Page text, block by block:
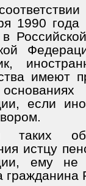
1990
в
имеют
если
таких
истцу
ему не